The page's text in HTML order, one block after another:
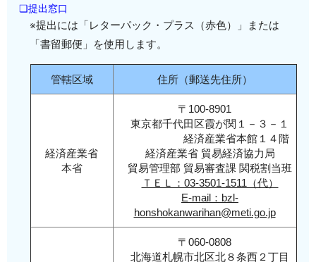
◆過去２年間において
年度枠又は保留枠のいずれかの証明書の発給を
受け、輸入通関した実績を有する者。
同期間中に発給を受けた全ての証明書を返納し
た者。
◆上記の実績者以外の者。
◆申請日前１年間に
二通関以上「自ら輸入」した貨物（皮革及び革
靴に限らず、貨物名を問わない。）の輸入申告
価格（ＣＩＦ建て）の合計額が５０万円以上の
実績を有する者。
・上記「1.申請要件」の申請要件を満たしている
者。
返信用レターパック・プラス（赤色）ｘ１部
返信用レターパック・プラス（赤色）ｘ１部
次のいずれかの輸入実績を証明する書類(*1)
・二通関以上かつ輸入申告価格（CIF建て）の合計
額が50万円以上の実績
・一通関の輸入申告価格が100万円以上の実績
*1：証明する書類は次のとおり
a.契約書又は発注書等写しｘ１通
b.輸入代金決済書類写しｘ１通
c.輸入許可通知書ｘ１通
(輸入(納税)申告書(税関様式C第5020号)又は国際
郵便課税通知書(税関様式C第5060号))
d.貨物の船荷証券（B/L）又は航空運送状（AW
e.仕入書（インボイス）写しｘ１通
未成年者登記事項証明書（申請日前１か月以内）
原本ｘ１通
※個人事業者本人が未成年の場合
表）ｘ１通
前年度の収支内訳書の控え原本ｘ１通
※青色申告者は「青色申告決算書」控えの原本ｘ１
返信用レターパック・プラス（赤色）ｘ１部
「1.
者・
法
人】」
もし
上記
年度
返納確認書の写しｘ１通
※受付印があるもの（証明書を返納している場合）
割当数量の一部を使用している証明書原本の写し
ｘ全部
※証明書を返納済みの場合は除く
返信用レターパック・プラス（赤色）ｘ１部
返信用レターパック・プラス（赤色）ｘ１部
❏提出窓口
※提出には「レターパック・プラス（赤色）」または
「書留郵便」を使用します。
管轄区域 住所（郵送先住所）
経済産業省
本省
〒100-8901
東京都千代田区霞が関１－３－１
経済産業省本館１４階
経済産業省 貿易経済協力局
貿易管理部 貿易審査課 関税割当班
ＴＥＬ：03-3501-1511（代）
E-mail：bzl-
honshokanwarihan@meti.go.jp
〒060-0808
北海道札幌市北区北８条西２丁目